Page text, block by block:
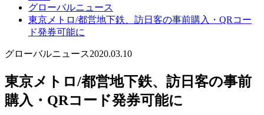
グローバルニュース
東京メトロ/都営地下鉄、訪日客の事前購入・QRコー
ド発券可能に
グローバルニュース2020.03.10
東京メトロ/都営地下鉄、訪日客の事前
購入・QRコード発券可能に